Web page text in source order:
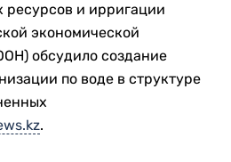
и ирригации
экономической
обсудило создание
по воде в структуре
.